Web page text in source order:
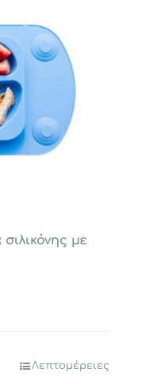
με
Λεπτομέρειες